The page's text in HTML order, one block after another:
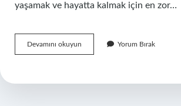
yaşamak ve hayatta kalmak için en zor…
Devamını okuyun
Uzak
Yorum Bırak